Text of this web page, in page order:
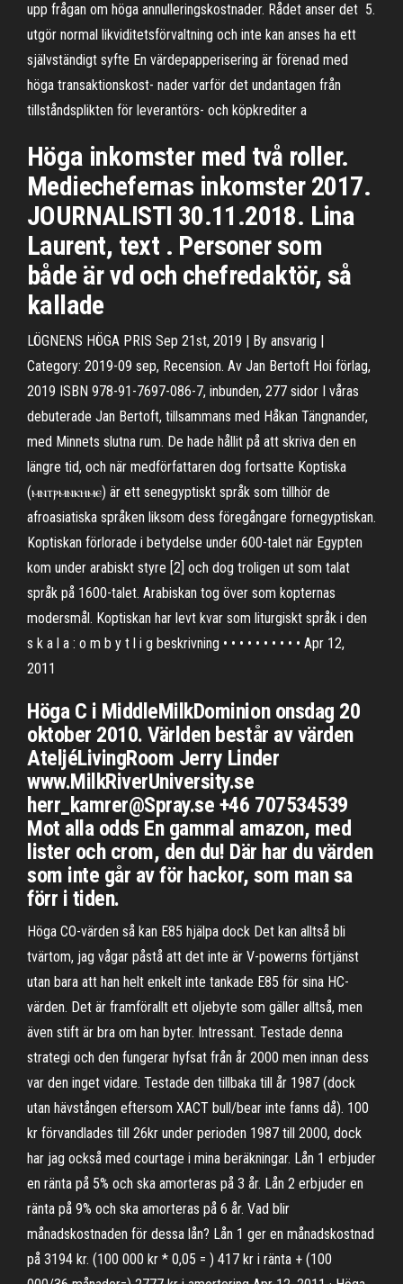
upp frågan om höga annulleringskostnader. Rådet anser det 5.
utgör normal likviditetsförvaltning och inte kan anses ha ett
självständigt syfte En värdepapperisering är förenad med
höga transaktionskost- nader varför det undantagen från
tillståndsplikten för leverantörs- och köpkrediter a
Höga inkomster med två roller.
Mediechefernas inkomster 2017.
JOURNALISTI 30.11.2018. Lina
Laurent, text . Personer som
både är vd och chefredaktör, så
kallade
LÖGNENS HÖGA PRIS Sep 21st, 2019 | By ansvarig |
Category: 2019-09 sep, Recension. Av Jan Bertoft Hoi förlag,
2019 ISBN 978-91-7697-086-7, inbunden, 277 sidor I våras
debuterade Jan Bertoft, tillsammans med Håkan Tängnander,
med Minnets slutna rum. De hade hållit på att skriva den en
längre tid, och när medförfattaren dog fortsatte Koptiska
(ⲙⲛⲧⲣⲙⲛⲕⲏⲙⲉ) är ett senegyptiskt språk som tillhör de
afroasiatiska språken liksom dess föregångare fornegyptiskan.
Koptiskan förlorade i betydelse under 600-talet när Egypten
kom under arabiskt styre [2] och dog troligen ut som talat
språk på 1600-talet. Arabiskan tog över som kopternas
modersmål. Koptiskan har levt kvar som liturgiskt språk i den
s k a l a : o m b y t l i g beskrivning • • • • • • • • • • Apr 12,
2011
Höga C i MiddleMilkDominion onsdag 20
oktober 2010. Världen består av värden
AteljéLivingRoom Jerry Linder
www.MilkRiverUniversity.se
herr_kamrer@Spray.se +46 707534539
Mot alla odds En gammal amazon, med
lister och crom, den du! Där har du värden
som inte går av för hackor, som man sa
förr i tiden.
Höga CO-värden så kan E85 hjälpa dock Det kan alltså bli
tvärtom, jag vågar påstå att det inte är V-powerns förtjänst
utan bara att han helt enkelt inte tankade E85 för sina HC-
värden. Det är framförallt ett oljebyte som gäller alltså, men
även stift är bra om han byter. Intressant. Testade denna
strategi och den fungerar hyfsat från år 2000 men innan dess
var den inget vidare. Testade den tillbaka till år 1987 (dock
utan hävstången eftersom XACT bull/bear inte fanns då). 100
kr förvandlades till 26kr under perioden 1987 till 2000, dock
har jag också med courtage i mina beräkningar. Lån 1 erbjuder
en ränta på 5% och ska amorteras på 3 år. Lån 2 erbjuder en
ränta på 9% och ska amorteras på 6 år. Vad blir
månadskostnaden för dessa lån? Lån 1 ger en månadskostnad
på 3194 kr. (100 000 kr * 0,05 = ) 417 kr i ränta + (100